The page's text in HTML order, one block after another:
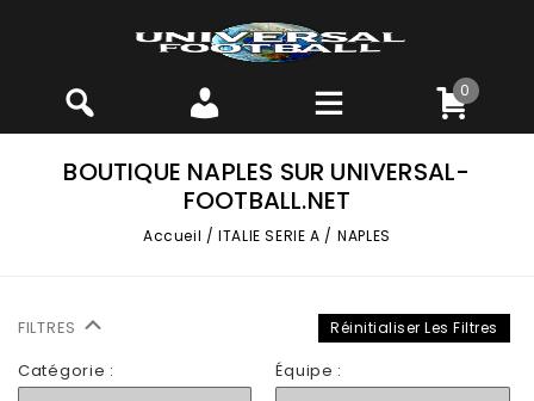
0
BOUTIQUE NAPLES SUR UNIVERSAL-
FOOTBALL.NET
Accueil /ITALIE SERIE A / NAPLES
FILTRES Réinitialiser Les Filtres
Catégorie :
Équipe :